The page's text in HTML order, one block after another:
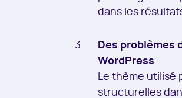
dans les
Des problèmes
WordPress
Le thème utilisé
structurelles